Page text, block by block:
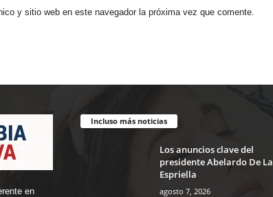
y sitio web en este navegador la próxima vez que comente.
en
Incluso más noticias
Los anuncios clave del
presidente Abelardo De La
Espriella
agosto 7, 2026